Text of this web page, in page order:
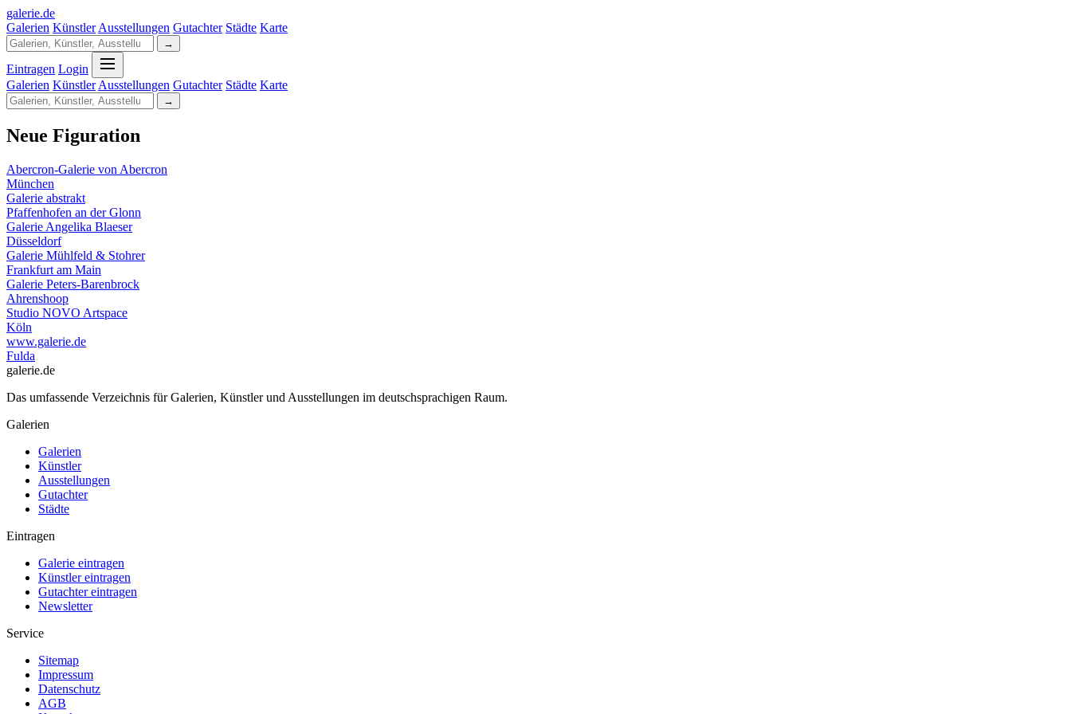
galerie.de
Galerien Künstler Ausstellungen Gutachter Städte Karte
→
Eintragen Login
Galerien Künstler Ausstellungen Gutachter Städte Karte
→
Neue Figuration
Abercron-Galerie von Abercron
München
Galerie abstrakt
Pfaffenhofen an der Glonn
Galerie Angelika Blaeser
Düsseldorf
Galerie Mühlfeld & Stohrer
Frankfurt am Main
Galerie Peters-Barenbrock
Ahrenshoop
Studio NOVO Artspace
Köln
www.galerie.de
Fulda
galerie.de
Das umfassende Verzeichnis für Galerien, Künstler und Ausstellungen im deutschsprachigen Raum.
Galerien
Galerien
Künstler
Ausstellungen
Gutachter
Städte
Eintragen
Galerie eintragen
Künstler eintragen
Gutachter eintragen
Newsletter
Service
Sitemap
Impressum
Datenschutz
AGB